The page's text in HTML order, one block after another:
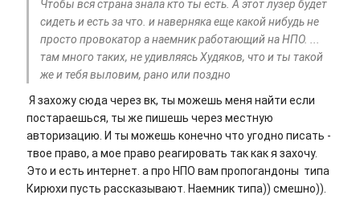
Чтобы вся страна знала кто ты есть. А этот лузер будет
сидеть и есть за что. и наверняка еще какой нибудь не
просто провокатор а наемник работающий на НПО. ...
там много таких, не удивляясь Худяков, что и ты такой
же и тебя выловим, рано или поздно
Я захожу сюда через вк, ты можешь меня найти если
постараешься, ты же пишешь через местную
авторизацию. И ты можешь конечно что угодно писать -
твое право, а мое право реагировать так как я захочу.
Это и есть интернет. а про НПО вам пропогандоны типа
Кирюхи пусть рассказывают. Наемник типа)) смешно)).